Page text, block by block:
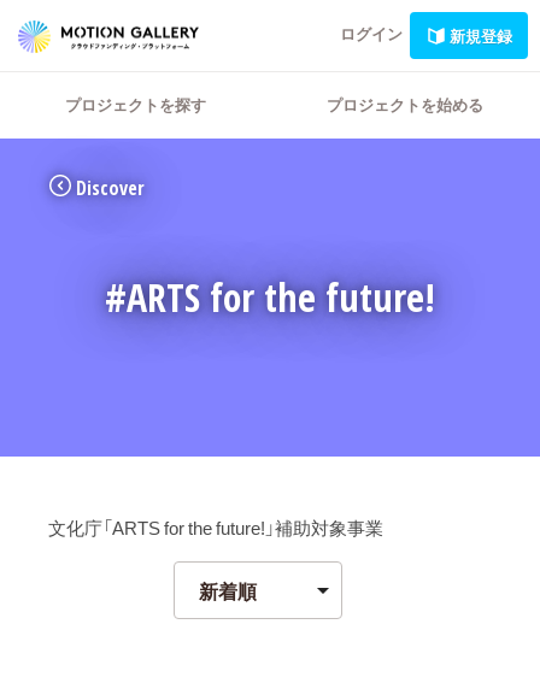
ログイン 新規登録
プロジェクトを探す プロジェクトを始める
Discover
#ARTS for the future!
⽂化庁「ARTS for the future!」補助対象事業